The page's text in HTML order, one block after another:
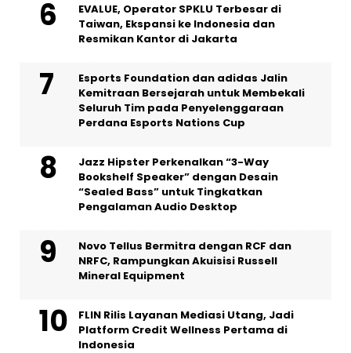
EVALUE, Operator SPKLU Terbesar di
Taiwan, Ekspansi ke Indonesia dan
Resmikan Kantor di Jakarta
Esports Foundation dan adidas Jalin
Kemitraan Bersejarah untuk Membekali
Seluruh Tim pada Penyelenggaraan
Perdana Esports Nations Cup
Jazz Hipster Perkenalkan “3-Way
Bookshelf Speaker” dengan Desain
“Sealed Bass” untuk Tingkatkan
Pengalaman Audio Desktop
Novo Tellus Bermitra dengan RCF dan
NRFC, Rampungkan Akuisisi Russell
Mineral Equipment
FLIN Rilis Layanan Mediasi Utang, Jadi
Platform Credit Wellness Pertama di
Indonesia